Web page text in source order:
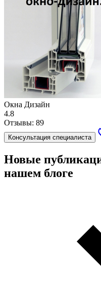
Окна Дизайн
4.8
Отзывы: 89
Консультация специалиста
Новые
нашем блоге